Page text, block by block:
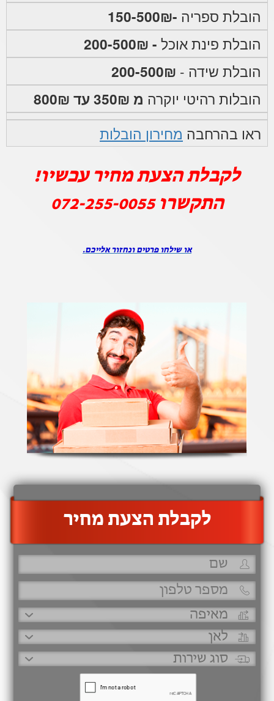
הובלת ספריה -150-500₪
הובלת פינת אוכל - 200-500₪
הובלת שידה - 200-500₪
הובלות רהיטי יוקרה מ 350₪ עד 800₪
ראו בהרחבה מחירון הובלות
לקבלת הצעת מחיר עכשיו!
התקשרו072-255-0055
או שילחו פרטים ונחזור אלייכם.
‫לקבלת הצעת מחיר